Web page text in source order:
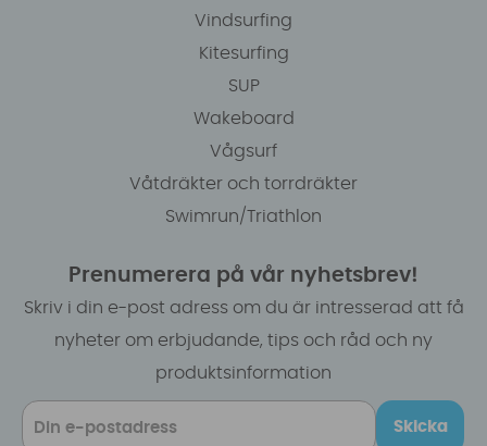
Vindsurfing
Kitesurfing
SUP
Wakeboard
Vågsurf
Våtdräkter och torrdräkter
Swimrun/Triathlon
Prenumerera på vår nyhetsbrev!
Skriv i din e-post adress om du är intresserad att få
nyheter om erbjudande, tips och råd och ny
produktsinformation
Skicka